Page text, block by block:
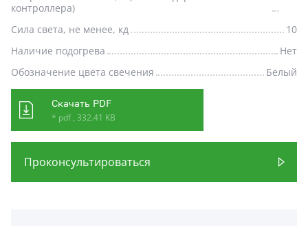
контроллера)
Сила света, не менее, кд
10
Наличие подогрева
Нет
Обозначение цвета свечения
Белый
Скачать PDF
* pdf , 332.41 KB
Проконсультироваться